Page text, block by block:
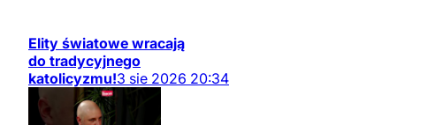
Elity światowe wracają
do tradycyjnego
katolicyzmu!3 sie 2026 20:34